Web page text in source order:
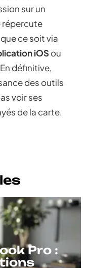
sur un
répercute
ce soit via
iOSou
définitive,
des outils
voir ses
de la carte.
Pro :